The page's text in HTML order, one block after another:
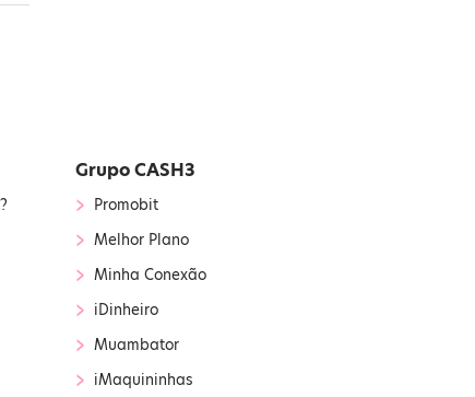
Grupo CASH3
› Promobit
› Melhor Plano
› Minha Conexão
› iDinheiro
› Muambator
› iMaquininhas